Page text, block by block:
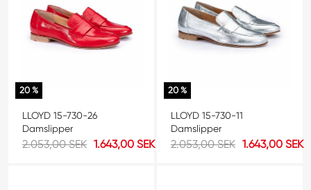
20 %
LLOYD 15-730-26
Damslipper
2.053,00 SEK 1.643,00 SEK
20 %
LLOYD 15-730-11
Damslipper
2.053,00 SEK 1.643,00 SEK